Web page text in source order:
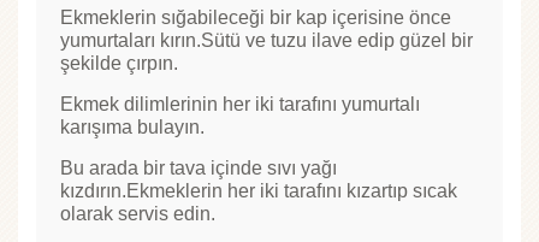
Ekmeklerin sığabileceği bir kap içerisine önce
yumurtaları kırın.Sütü ve tuzu ilave edip güzel bir
şekilde çırpın.
Ekmek dilimlerinin her iki tarafını yumurtalı
karışıma bulayın.
Bu arada bir tava içinde sıvı yağı
kızdırın.Ekmeklerin her iki tarafını kızartıp sıcak
olarak servis edin.